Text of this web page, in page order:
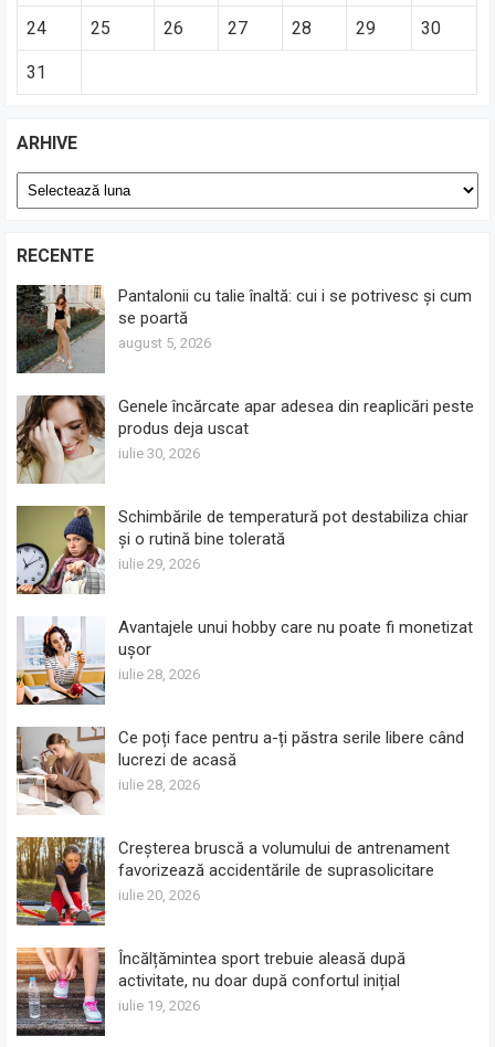
24 25 26 27 28 29 30
31
ARHIVE
Arhive
RECENTE
Pantalonii cu talie înaltă: cui i se potrivesc și cum
se poartă
august 5, 2026
Genele încărcate apar adesea din reaplicări peste
produs deja uscat
iulie 30, 2026
Schimbările de temperatură pot destabiliza chiar
și o rutină bine tolerată
iulie 29, 2026
Avantajele unui hobby care nu poate fi monetizat
ușor
iulie 28, 2026
Ce poți face pentru a-ți păstra serile libere când
lucrezi de acasă
iulie 28, 2026
Creșterea bruscă a volumului de antrenament
favorizează accidentările de suprasolicitare
iulie 20, 2026
Încălțămintea sport trebuie aleasă după
activitate, nu doar după confortul inițial
iulie 19, 2026